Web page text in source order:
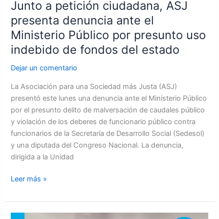
Junto a petición ciudadana, ASJ
presenta denuncia ante el
Ministerio Público por presunto uso
indebido de fondos del estado
Dejar un comentario
La Asociación para una Sociedad más Justa (ASJ)
presentó este lunes una denuncia ante el Ministerio Público
por el presunto delito de malversación de caudales público
y violación de los deberes de funcionario público contra
funcionarios de la Secretaría de Desarrollo Social (Sedesol)
y una diputada del Congreso Nacional. La denuncia,
dirigida a la Unidad
presunto
indebido
de
fondos
estado
Leer más »